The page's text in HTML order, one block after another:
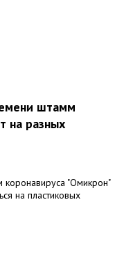
штамм
на разных
"Омикрон"
на пластиковых